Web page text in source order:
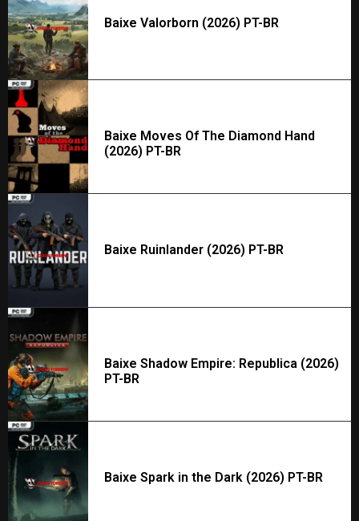
Baixe Valorborn (2026) PT-BR
Baixe Moves Of The Diamond Hand
(2026) PT-BR
Baixe Ruinlander (2026) PT-BR
Baixe Shadow Empire: Republica (2026)
PT-BR
Baixe Spark in the Dark (2026) PT-BR